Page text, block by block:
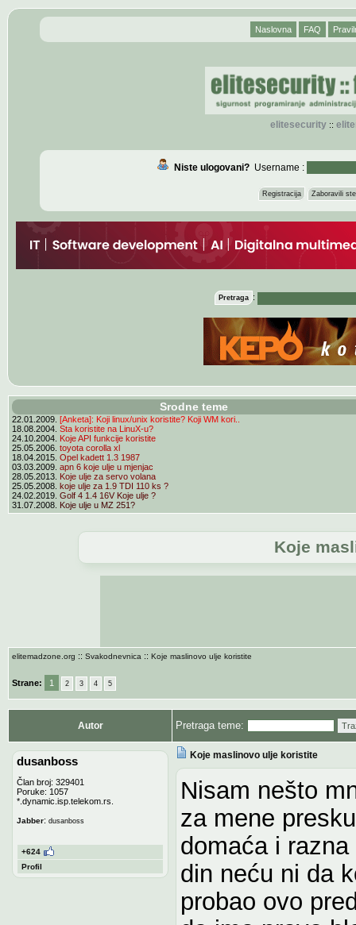
Naslovna FAQ
elitesecurity::
Niste ulogovani?Username :
Registracija Zaboravili
Pretraga :
Srodne teme
22.01.2009. [Anketa]: Koji linux/unix koristite? Koji WM kori..
18.08.2004. Sta koristite na LinuX-u?
24.10.2004. Koje API funkcije koristite
25.05.2006. toyota corolla xl
18.04.2015. Opel kadett 1.3 1987
03.03.2009. apn 6 koje ulje u mjenjac
28.05.2013. Koje ulje za servo volana
25.05.2008. koje ulje za 1.9 TDI 110 ks ?
24.02.2019. Golf 4 1.4 16V Koje ulje ?
31.07.2008. Koje ulje u MZ 251?
Koje
elitemadzone.org :: Svakodnevnica :: Koje maslinovo ulje koristite
Strane: 1 2 3 4 5
Autor Pretraga teme:
dusanboss
Član broj: 329401
Poruke: 1057
*.dynamic.isp.telekom.rs.
Jabber: dusanboss
+624
Profil
Koje maslinovo ulje koristite
Nisam nešto
za mene
domaća i
din neću ni da
probao ovo